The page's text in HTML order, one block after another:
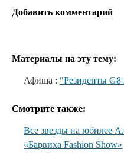
Добавить комментарий
Материалы на эту тему:
Афиша : "Резиденты G8
Смотрите также:
Все звезды на юбилее
«Барвиха Fashion Show»